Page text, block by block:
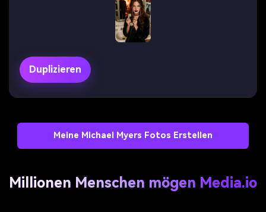
Duplizieren
Meine Michael Myers Fotos Erstellen
Millionen Menschen mögen Media.io